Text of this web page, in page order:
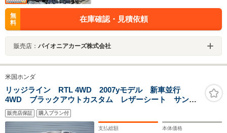
無
料
在庫確認・見積依頼
販売店： パイオニアカーズ株式会社
米国ホンダ
リッジライン RTL 4WD 2007yモデル 新車並行
4WD ブラックアウトカスタム レザーシート サンル
ーフ パワーシート シートヒーター 純正17インチ
AW BAKFlipトノカバー ストラーダナビ フリップダ
ウン F S Bカメラ ETC
販売店保証 購入プラン付
支払総額 本体価格